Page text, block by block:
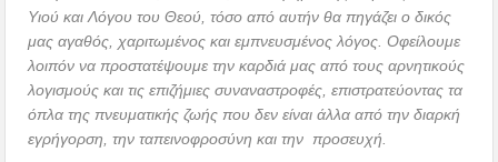
Υιού και Λόγου του Θεού, τόσο από αυτήν θα πηγάζει ο δικός
μας αγαθός, χαριτωμένος και εμπνευσμένος λόγος. Οφείλουμε
λοιπόν να προστατέψουμε την καρδιά μας από τους αρνητικούς
λογισμούς και τις επιζήμιες συναναστροφές, επιστρατεύοντας τα
όπλα της πνευματικής ζωής που δεν είναι άλλα από την διαρκή
εγρήγορση, την ταπεινοφροσύνη και την προσευχή.